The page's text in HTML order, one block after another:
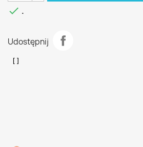
 .
Udostępnij